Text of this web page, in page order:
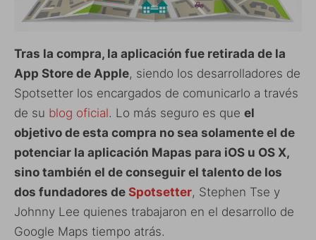
Tras la compra, la aplicación fue retirada de la
App Store de Apple, siendo los desarrolladores de
Spotsetter los encargados de comunicarlo a través
de su blog oficial. Lo más seguro es que el
objetivo de esta compra no sea solamente el de
potenciar la aplicación Mapas para iOS u OS X,
sino también el de conseguir el talento de los
dos fundadores de Spotsetter, Stephen Tse y
Johnny Lee quienes trabajaron en el desarrollo de
Google Maps tiempo atrás.